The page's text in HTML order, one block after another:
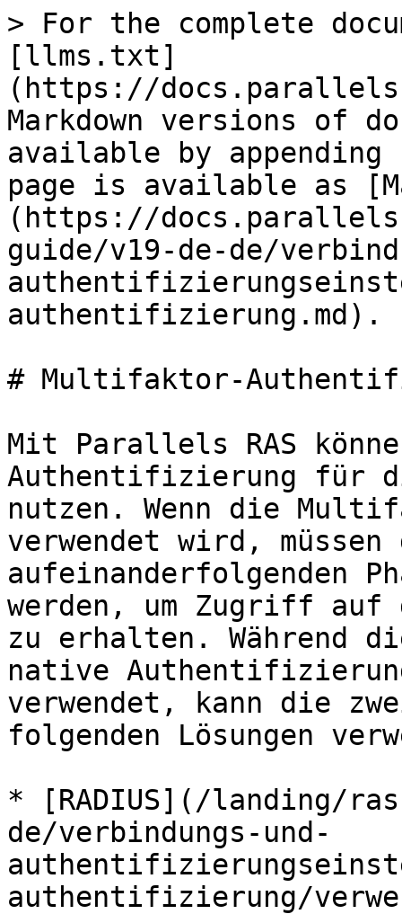
> For the complete
[llms.txt]
(https://
Markdown versions of
available by
page is available as
(https://
guide/v19-de-de/
authentifizierung.md).
# Multifaktor-
Mit Parallels RAS
Authentifizierung für
nutzen. Wenn die
verwendet wird,
aufeinanderfolgenden
werden, um Zugriff auf
zu erhalten. Während
native
verwendet, kann die
folgenden Lösungen
* [RADIUS](/landing/
de/verbindungs-und-
authentifizierung/